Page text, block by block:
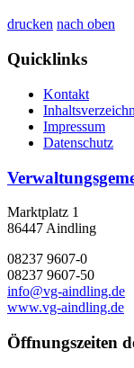
drucken nach oben
Quicklinks
Kontakt
Impressum
Datenschutz
Marktplatz 1
86447 Aindling
08237 9607-0
08237 9607-50
info@vg-aindling.de
www.vg-aindling.de
Öffnungszeiten